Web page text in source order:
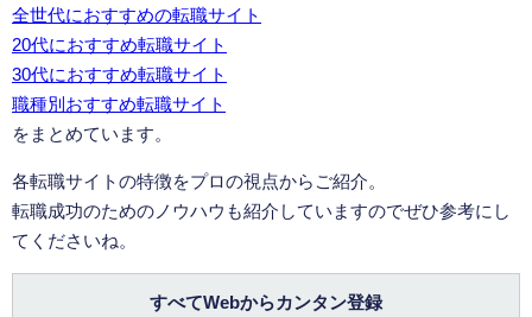
全世代におすすめの転職サイト
20代におすすめ転職サイト
30代におすすめ転職サイト
職種別おすすめ転職サイト
をまとめています。
各転職サイトの特徴をプロの視点からご紹介。
転職成功のためのノウハウも紹介していますのでぜひ参考にし
てくださいね。
すべてWebからカンタン登録